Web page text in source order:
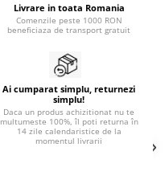
Livrare in toata Romania
Comenzile peste 1000 RON
beneficiaza de transport gratuit
Ai cumparat simplu, returnezi
simplu!
Daca un produs achizitionat nu te
multumeste 100%, îl poti returna în
14 zile calendaristice de la
momentul livrarii